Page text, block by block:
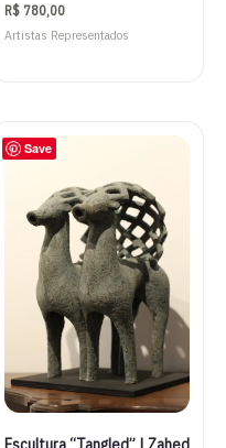
R$ 780,00
Artistas Representados
Save